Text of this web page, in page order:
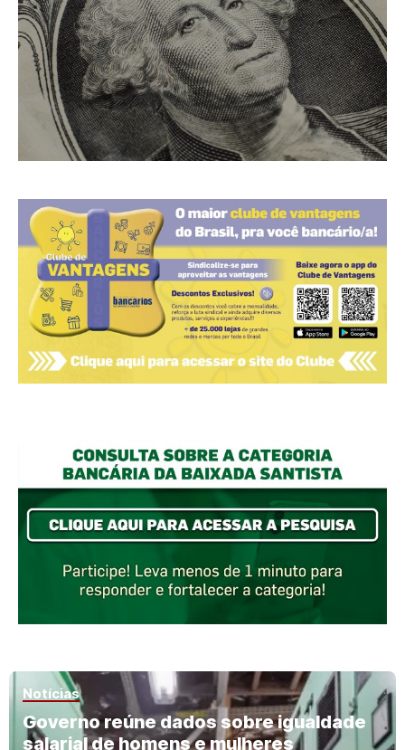
Notícias
Governo reúne dados sobre igualdade
salarial de homens e mulheres